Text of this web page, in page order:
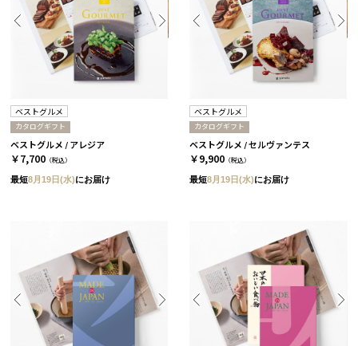
ベストグルメ
カタログギフト
ベストグルメ / アレジア
￥7,700 （税込）
最短8月19日(水)にお届け
ベストグルメ
カタログギフト
ベストグルメ / セルヴァンテス
￥9,900 （税込）
最短8月19日(水)にお届け